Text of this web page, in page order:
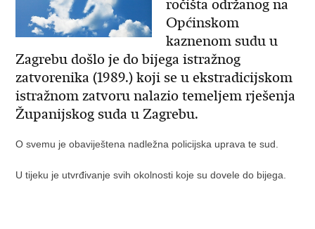
ročišta održanog na
Općinskom
kaznenom sudu u
Zagrebu došlo je do bijega istražnog
zatvorenika (1989.) koji se u ekstradicijskom
istražnom zatvoru nalazio temeljem rješenja
Županijskog suda u Zagrebu.
O svemu je obaviještena nadležna policijska uprava te sud.
U tijeku je utvrđivanje svih okolnosti koje su dovele do bijega.